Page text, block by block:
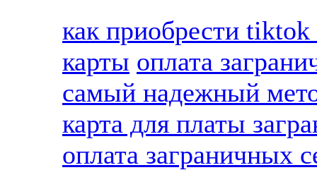
как приобрести
карты оплата
самый надежный
карта для платы
оплата заграничных